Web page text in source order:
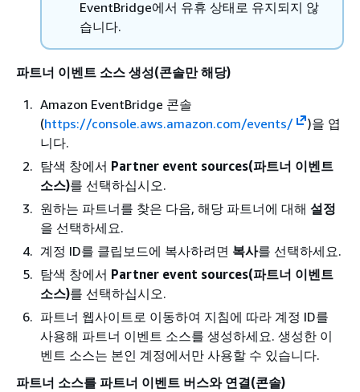
EventBridge에서 유휴 상태로 유지되지 않
습니다.
파트너 이벤트 소스 생성(콘솔만 해당)
Amazon EventBridge 콘솔
(https://console.aws.amazon.com/events/
)을 엽
니다.
탐색 창에서 Partner event sources(파트너 이벤트
소스)를 선택하십시오.
원하는 파트너를 찾은 다음, 해당 파트너에 대해 설정
을 선택하세요.
계정 ID를 클립보드에 복사하려면 복사를 선택하세요.
탐색 창에서 Partner event sources(파트너 이벤트
소스)를 선택하십시오.
파트너 웹사이트로 이동하여 지침에 따라 계정 ID를
사용해 파트너 이벤트 소스를 생성하세요. 생성한 이
벤트 소스는 본인 계정에서만 사용할 수 있습니다.
파트너 소스를 파트너 이벤트 버스와 연결(콘솔)